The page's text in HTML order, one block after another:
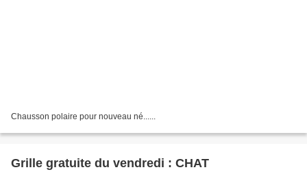
Chausson polaire pour nouveau né......
Grille gratuite du vendredi : CHAT